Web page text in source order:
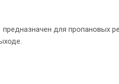
для пропановых